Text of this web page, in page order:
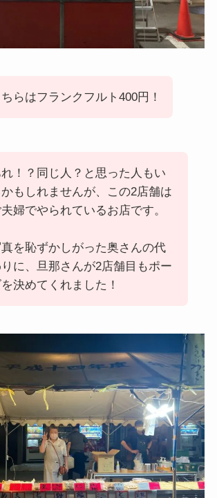
ちらはフランクフルト400円！
！？同じ人？と思った人もい
かもしれませんが、この2店舗は
夫婦でやられているお店です。
を恥ずかしがった奥さんの代
に、旦那さんが2店舗目もポー
決めてくれました！